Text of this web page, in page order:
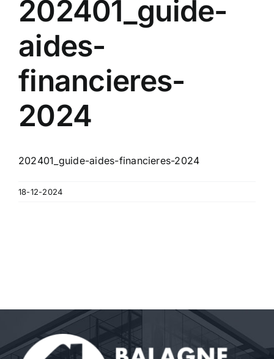
Contact
A propos
202401_guide-
aides-
financieres-
2024
202401_guide-aides-financieres-2024
18-12-2024